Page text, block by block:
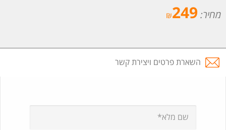
מחיר: 249
₪
השארת פרטים ויצירת קשר